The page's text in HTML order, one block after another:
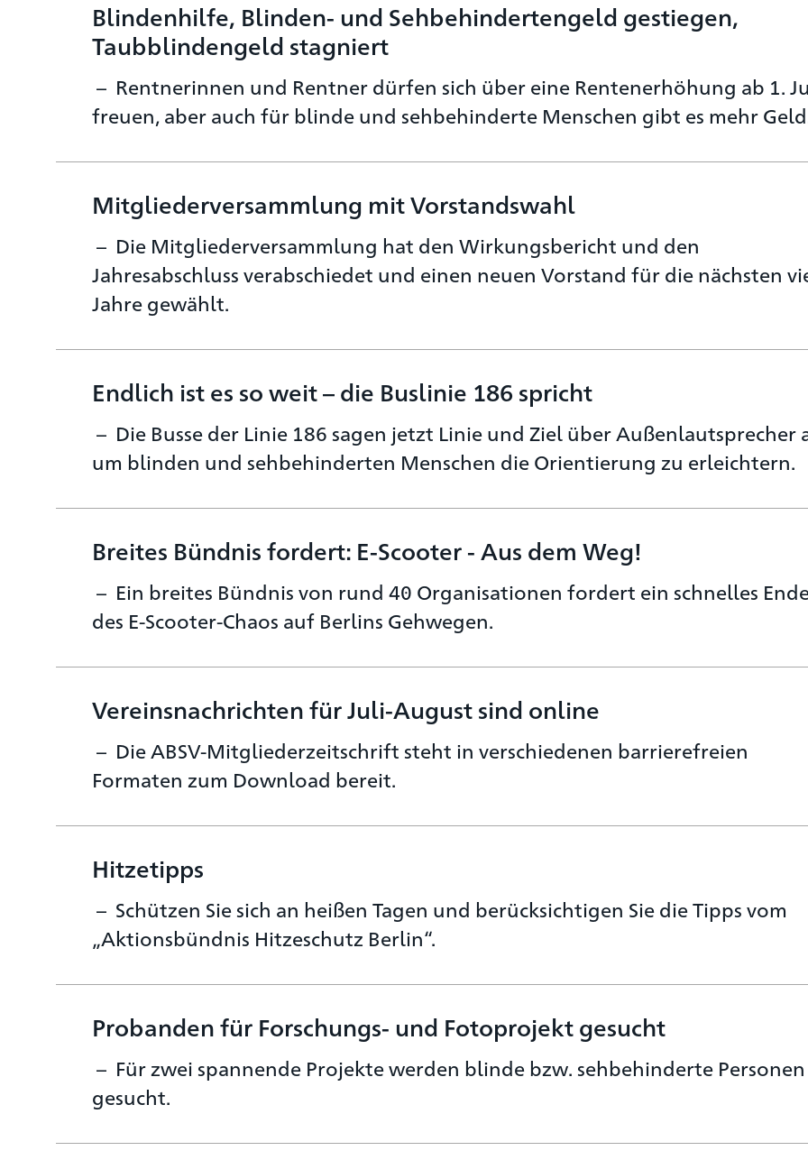
Blindenhilfe, Blinden- und Sehbehindertengeld gestiegen,
Taubblindengeld stagniert
Rentnerinnen und Rentner dürfen sich über eine Rentenerhöhung ab 1.
freuen, aber auch für blinde und sehbehinderte Menschen gibt es mehr
Mitgliederversammlung mit Vorstandswahl
Die Mitgliederversammlung hat den Wirkungsbericht und den
Jahresabschluss verabschiedet und einen neuen Vorstand für die nächsten
Jahre gewählt.
Endlich ist es so weit – die Buslinie 186 spricht
Die Busse der Linie 186 sagen jetzt Linie und Ziel über Außenlautsprecher
um blinden und sehbehinderten Menschen die Orientierung zu erleichtern.
Breites Bündnis fordert: E-Scooter - Aus dem Weg!
Ein breites Bündnis von rund 40 Organisationen fordert ein schnelles
des E-Scooter-Chaos auf Berlins Gehwegen.
Vereinsnachrichten für Juli-August sind online
Die ABSV-Mitgliederzeitschrift steht in verschiedenen barrierefreien
Formaten zum Download bereit.
Hitzetipps
Schützen Sie sich an heißen Tagen und berücksichtigen Sie die Tipps vom
„Aktionsbündnis Hitzeschutz Berlin“.
Probanden für Forschungs- und Fotoprojekt gesucht
Für zwei spannende Projekte werden blinde bzw. sehbehinderte Personen
gesucht.